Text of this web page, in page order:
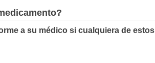
a su médico si cualquiera de estos